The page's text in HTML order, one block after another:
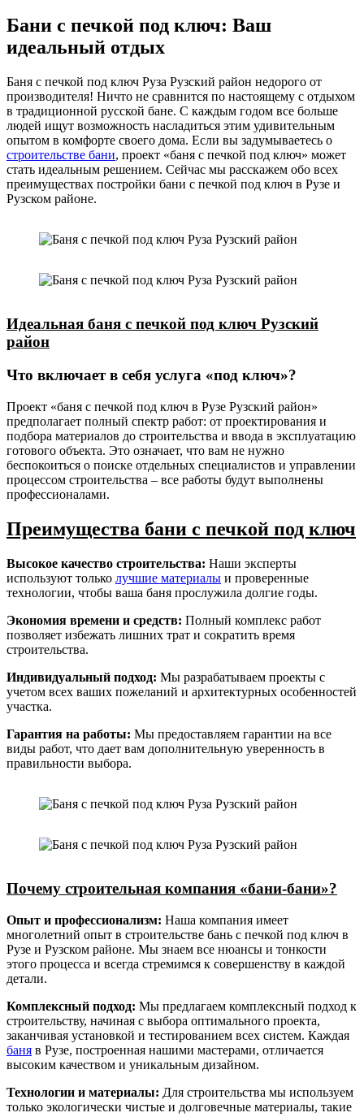
Бани с печкой под ключ: Ваш
идеальный отдых
Баня с печкой под ключ Руза Рузский район недорого от
производителя! Ничто не сравнится по настоящему с отдыхом
в традиционной русской бане. С каждым годом все больше
людей ищут возможность насладиться этим удивительным
опытом в комфорте своего дома. Если вы задумываетесь о
строительстве бани, проект «баня с печкой под ключ» может
стать идеальным решением. Сейчас мы расскажем обо всех
преимуществах постройки бани с печкой под ключ в Рузе и
Рузском районе.
Идеальная баня с печкой под ключ Рузский
район
Что включает в себя услуга «под ключ»?
Проект «баня с печкой под ключ в Рузе Рузский район»
предполагает полный спектр работ: от проектирования и
подбора материалов до строительства и ввода в эксплуатацию
готового объекта. Это означает, что вам не нужно
беспокоиться о поиске отдельных специалистов и управлении
процессом строительства – все работы будут выполнены
профессионалами.
Преимущества бани с печкой под ключ
Высокое качество строительства: Наши эксперты
используют только лучшие материалы и проверенные
технологии, чтобы ваша баня прослужила долгие годы.
Экономия времени и средств: Полный комплекс работ
позволяет избежать лишних трат и сократить время
строительства.
Индивидуальный подход: Мы разрабатываем проекты с
учетом всех ваших пожеланий и архитектурных особенностей
участка.
Гарантия на работы: Мы предоставляем гарантии на все
виды работ, что дает вам дополнительную уверенность в
правильности выбора.
Почему строительная компания «бани-бани»?
Опыт и профессионализм: Наша компания имеет
многолетний опыт в строительстве бань с печкой под ключ в
Рузе и Рузском районе. Мы знаем все нюансы и тонкости
этого процесса и всегда стремимся к совершенству в каждой
детали.
Комплексный подход: Мы предлагаем комплексный подход к
строительству, начиная с выбора оптимального проекта,
заканчивая установкой и тестированием всех систем. Каждая
баня в Рузе, построенная нашими мастерами, отличается
высоким качеством и уникальным дизайном.
Технологии и материалы: Для строительства мы используем
только экологически чистые и долговечные материалы, такие